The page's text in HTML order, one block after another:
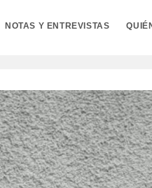
NOTAS Y ENTREVISTAS